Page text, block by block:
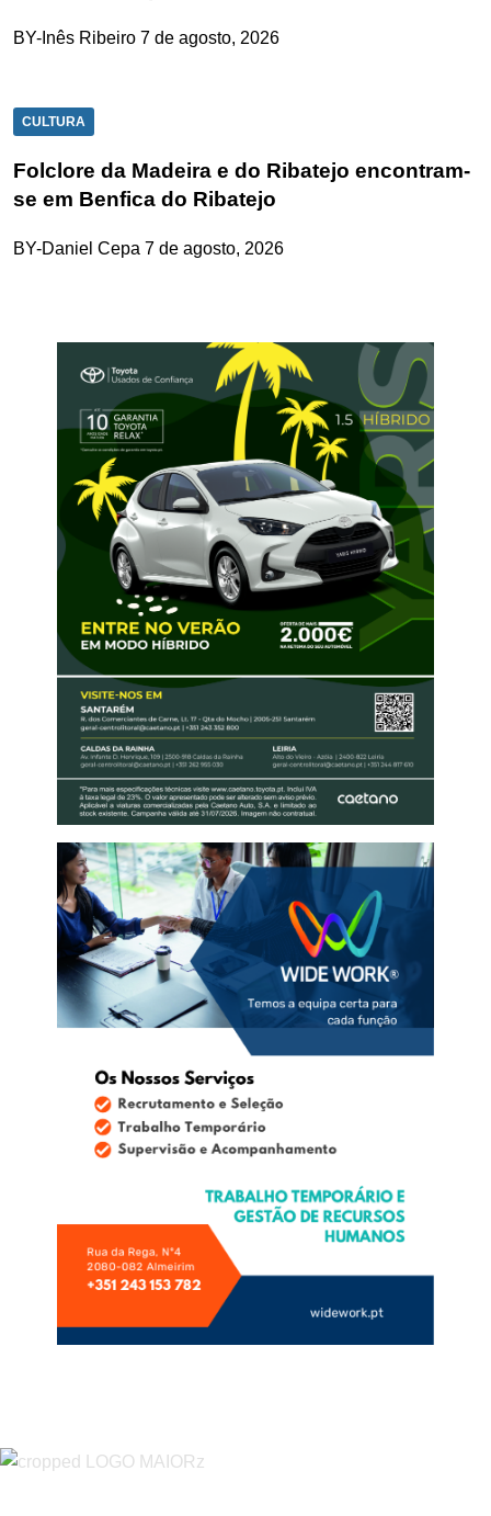
BY-Inês Ribeiro 7 de agosto, 2026
CULTURA
Folclore da Madeira e do Ribatejo encontram-
se em Benfica do Ribatejo
BY-Daniel Cepa 7 de agosto, 2026